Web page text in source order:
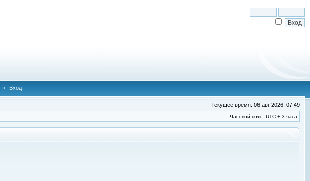
• Вход
Текущее время: 06 авг 2026, 07:49
Часовой пояс: UTC + 3 часа